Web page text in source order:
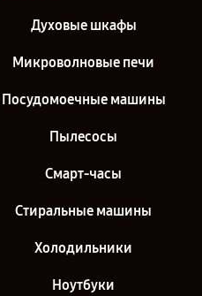
Духовые шкафы
Микроволновые печи
Посудомоечные машины
Пылесосы
Смарт-часы
Стиральные машины
Холодильники
Ноутбуки